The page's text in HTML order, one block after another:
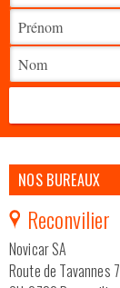
NOS BUREAUX
Reconvilier
Novicar SA
Route de Tavannes 7